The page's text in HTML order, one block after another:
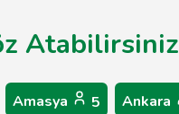
Atabilirsiniz
Amasya 5 Ankara